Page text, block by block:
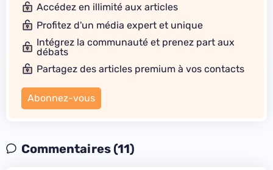
Accédez en illimité aux articles
Profitez d'un média expert et unique
Intégrez la communauté et prenez part aux
débats
Partagez des articles premium à vos contacts
Abonnez-vous
Commentaires (11)